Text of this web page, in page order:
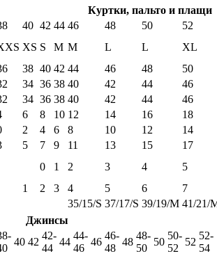
Куртки, пальто и плащи
40 42 44 46 48 50
52
XS S M M L L
XL
38 40 42 44 46 48
50
34 36 38 40 42 44
46
34 36 38 40 42 44
46
6 8 10 12 14 16
18
2 4 6 8 10 12
14
5 7 9 11 13 15
17
0 1 2 3 4
5
1 2 3 4 5 6
7
35/15/S 37/17/S 39/19/M 41/21/
Джинсы
40 42
42-
44
44
44-
46
46
46-
48
48
48-
50
50
50-
52
52
52-
54